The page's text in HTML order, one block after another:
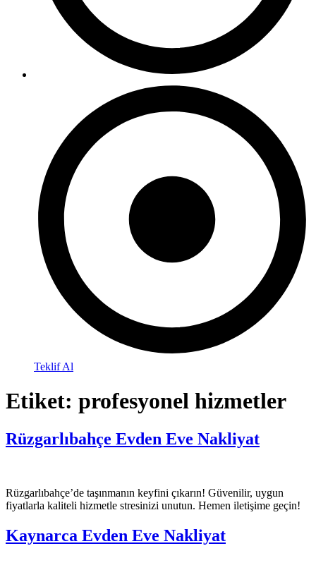
Teklif Al
Etiket: profesyonel hizmetler
Rüzgarlıbahçe Evden Eve Nakliyat
Rüzgarlıbahçe’de taşınmanın keyfini çıkarın! Güvenilir, uygun
fiyatlarla kaliteli hizmetle stresinizi unutun. Hemen iletişime geçin!
Kaynarca Evden Eve Nakliyat